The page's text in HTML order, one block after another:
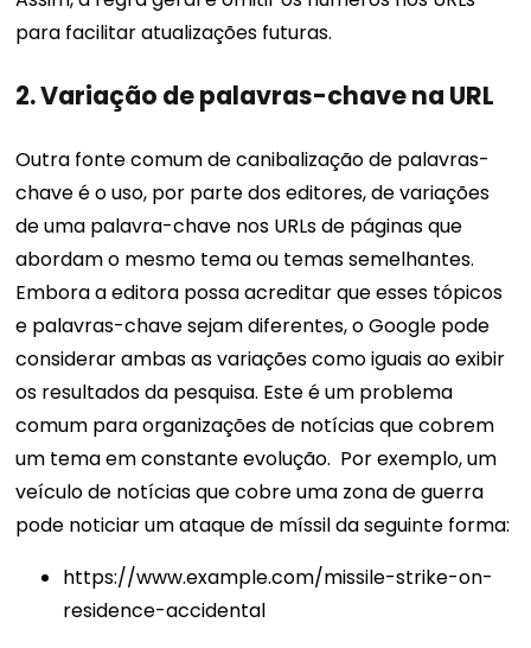
para facilitar atualizações futuras.
2. Variação de palavras-chave na URL
Outra fonte comum de canibalização de palavras-
chave é o uso, por parte dos editores, de variações
de uma palavra-chave nos URLs de páginas que
abordam o mesmo tema ou temas semelhantes.
Embora a editora possa acreditar que esses tópicos
e palavras-chave sejam diferentes, o Google pode
considerar ambas as variações como iguais ao exibir
os resultados da pesquisa. Este é um problema
comum para organizações de notícias que cobrem
um tema em constante evolução. Por exemplo, um
veículo de notícias que cobre uma zona de guerra
pode noticiar um ataque de míssil da seguinte forma:
https://www.example.com/missile-strike-on-
residence-accidental